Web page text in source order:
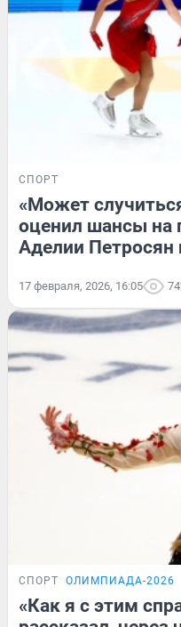
СПОРТ
«Может
оценил шансы на
Аделии Петросян
17 февраля, 2026, 16:05
СПОРТ ОЛИМПИАДА-2026
«Как я с этим